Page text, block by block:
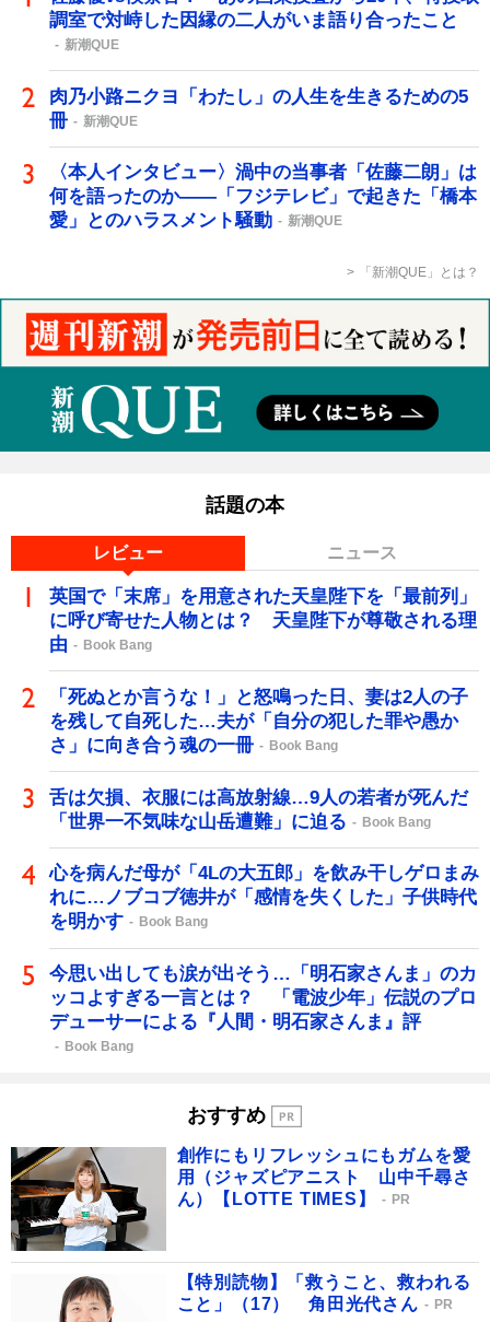
調室で対峙した因縁の二人がいま語り合ったこと
新潮QUE
肉乃小路ニクヨ「わたし」の人生を生きるための5
冊
新潮QUE
〈本人インタビュー〉渦中の当事者「佐藤二朗」は
何を語ったのか――「フジテレビ」で起きた「橋本
愛」とのハラスメント騒動
新潮QUE
「新潮QUE」とは？
話題の本
レビュー ニュース
英国で「末席」を用意された天皇陛下を「最前列」
に呼び寄せた人物とは？ 天皇陛下が尊敬される理
由
Book Bang
「死ぬとか言うな！」と怒鳴った日、妻は2人の子
を残して自死した…夫が「自分の犯した罪や愚か
さ」に向き合う魂の一冊
Book Bang
舌は欠損、衣服には高放射線…9人の若者が死んだ
「世界一不気味な山岳遭難」に迫る
Book Bang
心を病んだ母が「4Lの大五郎」を飲み干しゲロまみ
れに…ノブコブ徳井が「感情を失くした」子供時代
を明かす
Book Bang
今思い出しても涙が出そう…「明石家さんま」のカ
ッコよすぎる一言とは？ 「電波少年」伝説のプロ
デューサーによる『人間・明石家さんま』評
Book Bang
おすすめ
創作にもリフレッシュにもガムを愛
用（ジャズピアニスト 山中千尋さ
ん）【LOTTE TIMES】
PR
【特別読物】「救うこと、救われる
こと」（17） 角田光代さん
PR